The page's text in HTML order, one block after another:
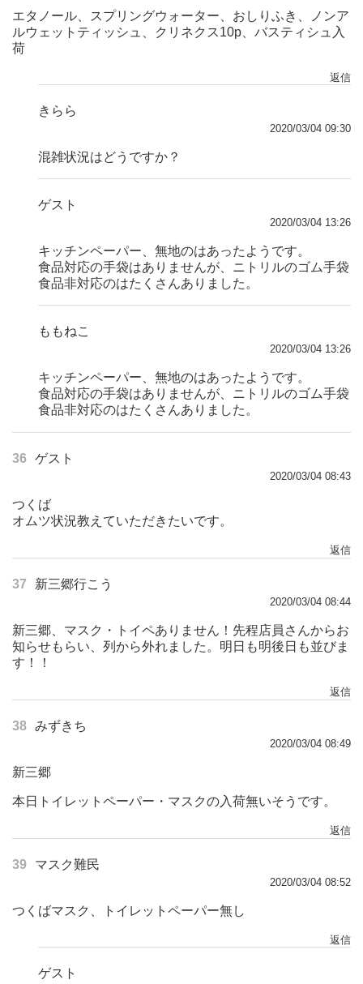
エタノール、スプリングウォーター、おしりふき、ノンア
ルウェットティッシュ、クリネクス10p、バスティシュ入
荷
返信
きらら
2020/03/04 09:30
混雑状況はどうですか？
ゲスト
2020/03/04 13:26
キッチンペーパー、無地のはあったようです。
食品対応の手袋はありませんが、ニトリルのゴム手袋
食品非対応のはたくさんありました。
ももねこ
2020/03/04 13:26
キッチンペーパー、無地のはあったようです。
食品対応の手袋はありませんが、ニトリルのゴム手袋
食品非対応のはたくさんありました。
36 ゲスト
2020/03/04 08:43
つくば
オムツ状況教えていただきたいです。
返信
37 新三郷行こう
2020/03/04 08:44
新三郷、マスク・トイペありません！先程店員さんからお
知らせもらい、列から外れました。明日も明後日も並びま
す！！
返信
38 みずきち
2020/03/04 08:49
新三郷
本日トイレットペーパー・マスクの入荷無いそうです。
返信
39 マスク難民
2020/03/04 08:52
つくばマスク、トイレットペーパー無し
返信
ゲスト